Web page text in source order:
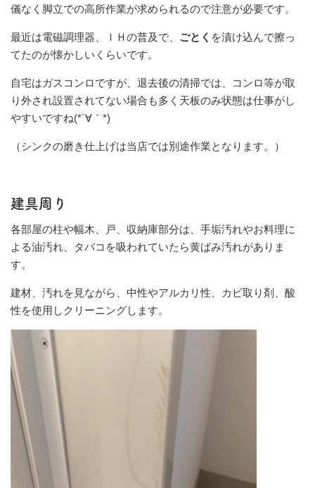
儀なく脚立での高所作業が求められるので注意が必要です。
最近は電磁調理器、ＩＨの普及で、 ごとく を漬け込んで擦っ
てたのが懐かしいくらいです。
自宅はガスコンロですが、退去後の清掃では、コンロ等が取
り外され設置されてない場合も多く天板のみ状態は仕事がし
やすいですね(*´∀｀*)
（シンクの磨き仕上げは当店では別途作業となります。）
建具周り
各部屋の柱や幅木、戸、収納庫部分は、手垢汚れやお料理に
よる油汚れ、タバコを吸われていたら黄ばみ汚れがありま
す。
建材、汚れを見ながら、中性やアルカリ性、カビ取り剤、酸
性を使用しクリーニングします。